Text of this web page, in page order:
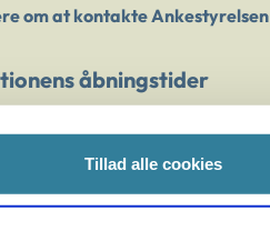
Tillad alle cookies
om at kontakte Ankestyrelsen
åbningstider
bekymret for et barn/en ung?